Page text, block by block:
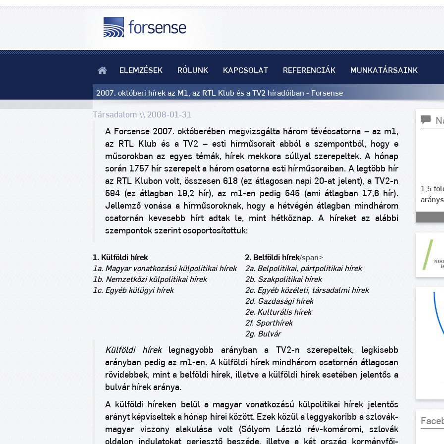
ELEMZÉSEK RÓLUNK KAPCSOLAT REFERENCIÁK MUNKATÁRSAINK
2007. októberi hírek az M1, az RTL Klub és a TV2 híradóiban - Forsense
Társadalom \\ 2008-01-31
A Forsense 2007. októberében megvizsgálta három tévécsatorna – az m1,
az RTL Klub és a TV2 – esti hírműsorait abból a szempontból, hogy e
műsorokban az egyes témák, hírek mekkora súllyal szerepeltek.A hónap
során 1757 hír szerepelt a három csatorna esti hírműsoraiban. A legtöbb hír
az RTL Klubon volt, összesen 618 (ez átlagosan napi 20-at jelent), a TV2-n
594 (ez átlagban 19,2 hír), az m1-en pedig 545 (ami átlagban 17,6 hír).
Jellemző vonása a hírműsoroknak, hogy a hétvégén átlagban mindhárom
csatornán kevesebb hírt adtak le, mint hétköznap.A híreket az alábbi
szempontok szerint csoportosítottuk:
1. Külföldi hírek 2. Belföldi hírek/span>
1a. Magyar vonatkozású külpolitikai hírek
2a. Belpolitikai, pártpolitikai hírek
1b. Nemzetközi külpolitikai hírek
2b. Szakpolitikai hírek
1c. Egyéb külügyi hírek
2c. Egyéb közéleti, társadalmi hírek
2d. Gazdasági hírek
2e. Kulturális hírek
2f. Sporthírek
2g. Bulvár
Külföldi híreklegnagyobb arányban a TV2-n szerepeltek, legkisebb
arányban pedig az m1-en. A külföldi hírek mindhárom csatornán átlagosan
rövidebbek, mint a belföldi hírek, illetve a külföldi hírek esetében jelentős a
bulvár hírek aránya.
A külföldi híreken belül a magyar vonatkozású külpolitikai hírek jelentős
arányt képviseltek a hónap hírei között. Ezek közül a leggyakoribb a szlovák-
magyar viszony alakulása volt (Sólyom László rév-komáromi, szlovák
oldalon indulatokat gerjesztő beszéde, illetve a két ország kormányfői-
1,5